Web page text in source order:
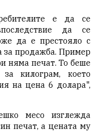
е да се
да се
да е престояло с
за продажба. Пример
няма печат. То беше
килограм, което
на цена 6 долара",
месо изглежда
печат, а цената му